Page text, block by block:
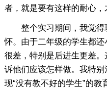
者，就是要有这样的耐心，
整个实习期间，我觉得
怀。由于二年级的学生都
很差，特别是后进生更差
诉他们应该怎样做。我特
现“没有教不好的学生”的